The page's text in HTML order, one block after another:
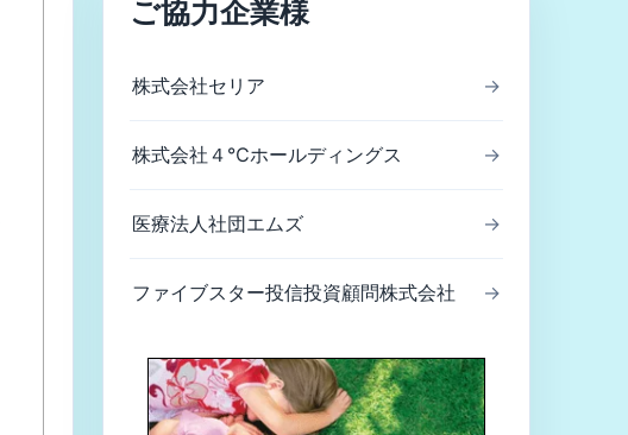
ご協力企業様
株式会社セリア →
株式会社４℃ホールディングス →
医療法人社団エムズ →
ファイブスター投信投資顧問株式会社 →